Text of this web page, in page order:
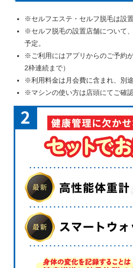
※セルフエステ・セルフ脱毛は設
※セルフ脱毛の設置店舗について
予定。
※ご利用にはアプリからのご予約
2枠連続まで）
※利用料金は月会費に含まれ、別
※マシンの使い方は店頭にてご確認